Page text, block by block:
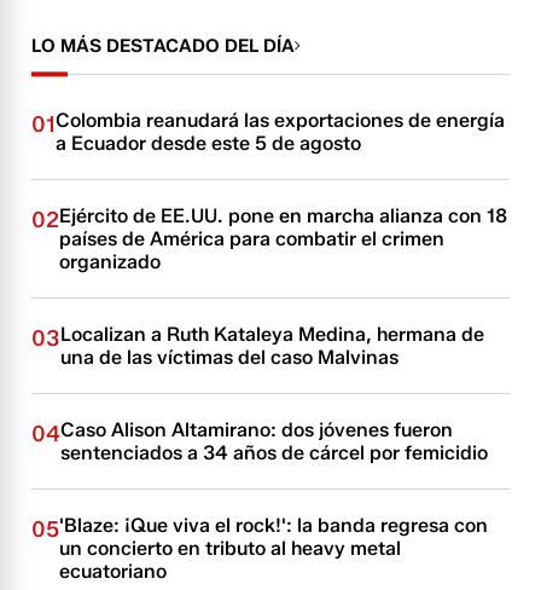
LO MÁS DESTACADO DEL DÍA
01Colombia reanudará las exportaciones de energía
a Ecuador desde este 5 de agosto
02Ejército de EE.UU. pone en marcha alianza con 18
países de América para combatir el crimen
organizado
03Localizan a Ruth Kataleya Medina, hermana de
una de las víctimas del caso Malvinas
04Caso Alison Altamirano: dos jóvenes fueron
sentenciados a 34 años de cárcel por femicidio
05'Blaze: ¡Que viva el rock!': la banda regresa con
un concierto en tributo al heavy metal
ecuatoriano